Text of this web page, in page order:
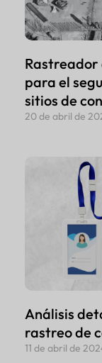
Rastreador
para el
sitios de
20 de abril de
Análisis
rastreo de
11 de abril de